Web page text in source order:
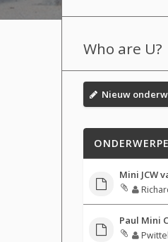
Who are U?
Nieuw
Mini JCW
Paul Mini